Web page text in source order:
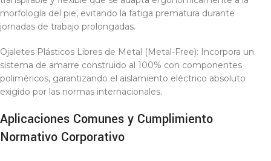
morfología del pie, evitando la fatiga prematura durante
jornadas de trabajo prolongadas.
Ojaletes Plásticos Libres de Metal (Metal-Free): Incorpora un
sistema de amarre construido al 100% con componentes
poliméricos, garantizando el aislamiento eléctrico absoluto
exigido por las normas internacionales.
Aplicaciones Comunes y Cumplimiento
Normativo Corporativo